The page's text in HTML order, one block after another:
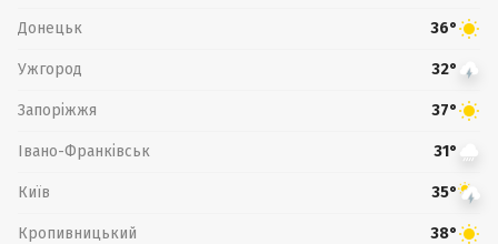
Донецьк 36°
Ужгород 32°
Запоріжжя 37°
Івано-Франківськ 31°
Київ 35°
Кропивницький 38°